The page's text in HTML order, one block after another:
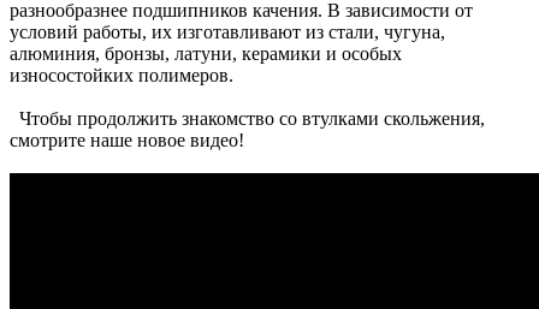
разнообразнее подшипников качения. В зависимости от
условий работы, их изготавливают из стали, чугуна,
алюминия, бронзы, латуни, керамики и особых
износостойких полимеров.
Чтобы продолжить знакомство со втулками скольжения,
смотрите наше новое видео!